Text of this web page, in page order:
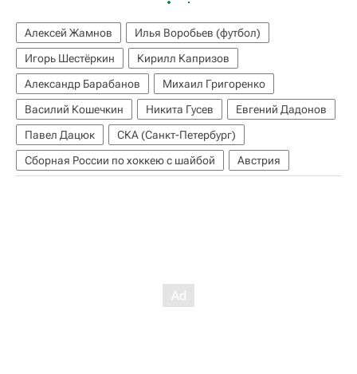
Алексей Жамнов
Илья Воробьев (футбол)
Игорь Шестёркин
Кирилл Капризов
Александр Барабанов
Михаил Григоренко
Василий Кошечкин
Никита Гусев
Евгений Дадонов
Павел Дацюк
СКА (Санкт-Петербург)
Сборная России по хоккею с шайбой
Австрия